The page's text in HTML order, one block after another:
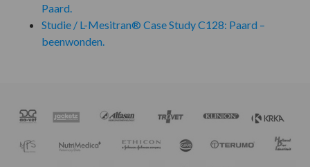
Paard.
Studie / L-Mesitran® Case Study C128: Paard –
beenwonden.